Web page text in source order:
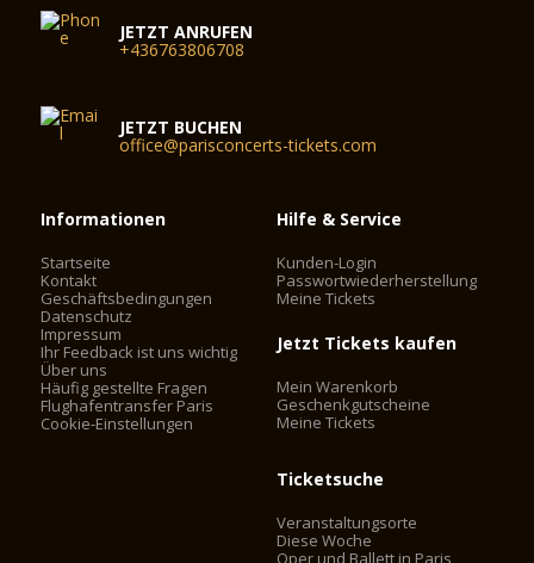
JETZT ANRUFEN
+436763806708
JETZT BUCHEN
office@parisconcerts-tickets.com
Informationen
Startseite
Kontakt
Geschäftsbedingungen
Datenschutz
Impressum
Ihr Feedback ist uns wichtig
Über uns
Häufig gestellte Fragen
Flughafentransfer Paris
Cookie-Einstellungen
Hilfe & Service
Kunden-Login
Passwortwiederherstellung
Meine Tickets
Jetzt Tickets kaufen
Mein Warenkorb
Geschenkgutscheine
Meine Tickets
Ticketsuche
Veranstaltungsorte
Diese Woche
Oper und Ballett in Paris